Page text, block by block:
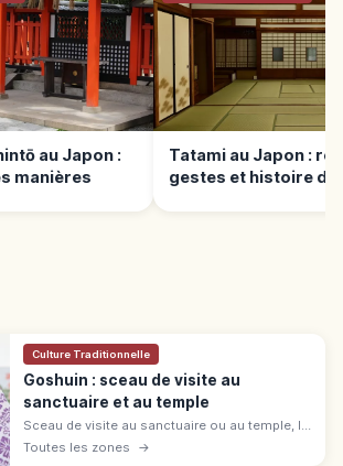
au Japon :
manières
Tatami au Japon :
gestes et histoire du
Culture Traditionnelle
Goshuin : sceau de visite au
sanctuaire et au temple
Sceau de visite au sanctuaire ou au temple, le
goshuin associe calligraphie à l'encre et
Toutes les zones →